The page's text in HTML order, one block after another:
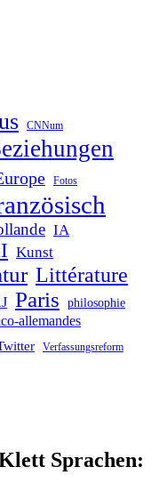
CNNum
Fotos
IA
Kunst
Littérature
Paris philosophie
allemandes
Verfassungsreform
Sprachen: